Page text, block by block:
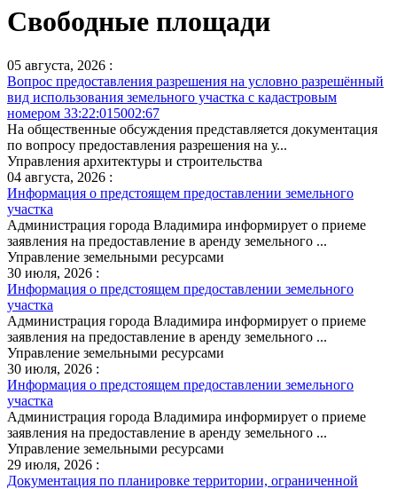
Свободные площади
05 августа, 2026 :
Вопрос предоставления разрешения на условно разрешённый
вид использования земельного участка с кадастровым
номером 33:22:015002:67
На общественные обсуждения представляется документация
по вопросу предоставления разрешения на у...
Управления архитектуры и строительства
04 августа, 2026 :
Информация о предстоящем предоставлении земельного
участка
Администрация города Владимира информирует о приеме
заявления на предоставление в аренду земельного ...
Управление земельными ресурсами
30 июля, 2026 :
Информация о предстоящем предоставлении земельного
участка
Администрация города Владимира информирует о приеме
заявления на предоставление в аренду земельного ...
Управление земельными ресурсами
30 июля, 2026 :
Информация о предстоящем предоставлении земельного
участка
Администрация города Владимира информирует о приеме
заявления на предоставление в аренду земельного ...
Управление земельными ресурсами
29 июля, 2026 :
Документация по планировке территории, ограниченной